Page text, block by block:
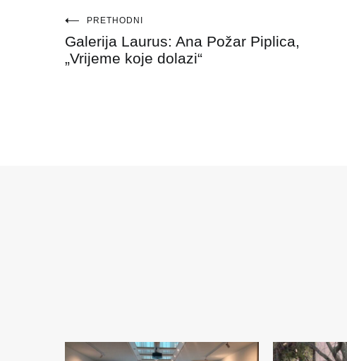
Navigacija
objava
PRETHODNI
Galerija Laurus: Ana Požar Piplica,
„Vrijeme koje dolazi“